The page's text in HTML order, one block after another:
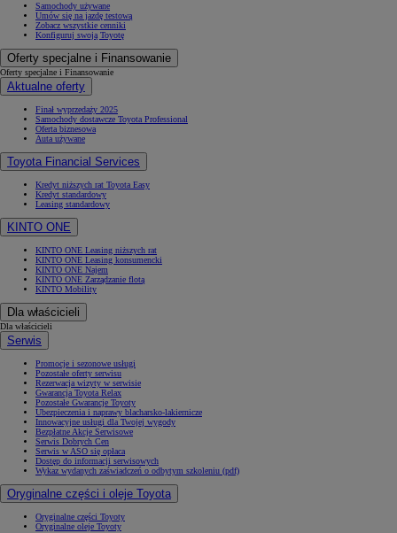
Samochody używane
Umów się na jazdę testową
Zobacz wszystkie cenniki
Konfiguruj swoją Toyotę
Oferty specjalne i Finansowanie
Oferty specjalne i Finansowanie
Aktualne oferty
Finał wyprzedaży 2025
Samochody dostawcze Toyota Professional
Oferta biznesowa
Auta używane
Toyota Financial Services
Kredyt niższych rat Toyota Easy
Kredyt standardowy
Leasing standardowy
KINTO ONE
KINTO ONE Leasing niższych rat
KINTO ONE Leasing konsumencki
KINTO ONE Najem
KINTO ONE Zarządzanie flotą
KINTO Mobility
Dla właścicieli
Dla właścicieli
Serwis
Promocje i sezonowe usługi
Pozostałe oferty serwisu
Rezerwacja wizyty w serwisie
Gwarancja Toyota Relax
Pozostałe Gwarancje Toyoty
Ubezpieczenia i naprawy blacharsko-lakiernicze
Innowacyjne usługi dla Twojej wygody
Bezpłatne Akcje Serwisowe
Serwis Dobrych Cen
Serwis w ASO się opłaca
Dostęp do informacji serwisowych
Wykaz wydanych zaświadczeń o odbytym szkoleniu (pdf)
Oryginalne części i oleje Toyota
Oryginalne części Toyoty
Oryginalne oleje Toyoty